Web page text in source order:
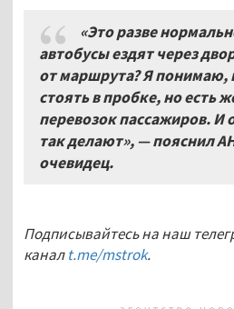
«Это разве
автобусы ездят через
от маршрута? Я понимаю,
стоять в пробке, но есть
перевозок пассажиров. И
так делают», — пояснил
очевидец.
Подписывайтесь на наш
каналt.me/mstrok.